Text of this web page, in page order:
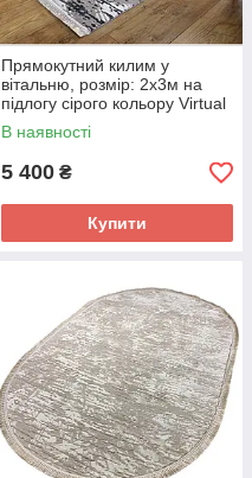
Прямокутний килим у
вітальню, розмір: 2х3м на
підлогу сірого кольору Virtual
Magnolia дизайн 03881A
В наявності
5 400 ₴
Купити